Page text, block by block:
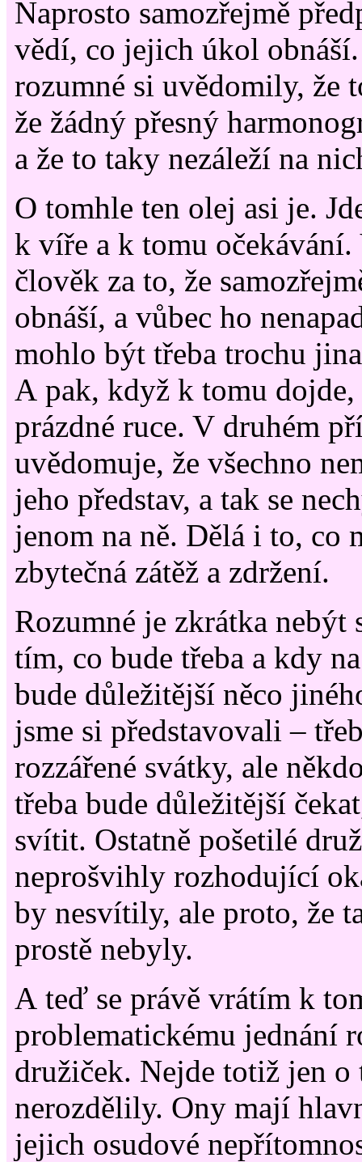
Naprosto samozřejmě
vědí, co jejich úkol
rozumné si uvědomily, že
že žádný přesný
a že to taky nezáleží na
O tomhle ten olej asi je.
k víře a k tomu
člověk za to, že
obnáší, a vůbec ho
mohlo být třeba trochu
A pak, když k tomu dojde,
prázdné ruce. V druhém
uvědomuje, že všechno
jeho představ, a tak se
jenom na ně. Dělá i to, co
zbytečná zátěž a zdržení.
Rozumné je zkrátka
tím, co bude třeba a kdy
bude důležitější něco
jsme si představovali –
rozzářené svátky, ale
třeba bude důležitější
svítit. Ostatně pošetilé
neprošvihly rozhodující
by nesvítily, ale proto, že
prostě nebyly.
A teď se právě vrátím k
problematickému jednání
družiček. Nejde totiž jen o
nerozdělily. Ony mají
jejich osudové